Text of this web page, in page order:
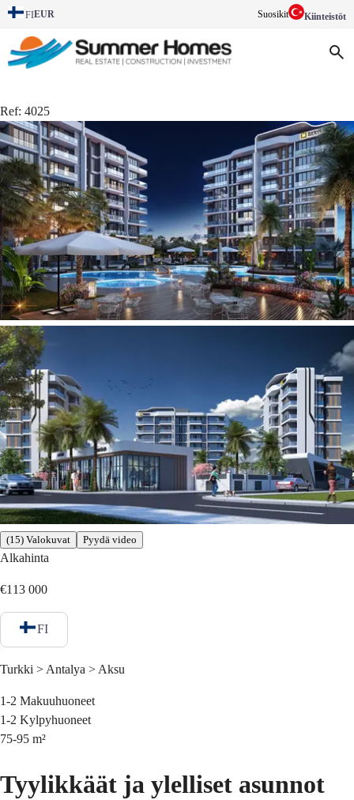
FIEUR Suosikit Kiinteistöt
Ref: 4025
(15) Valokuvat Pyydä video
Alkahinta
€113 000
FI
Turkki > Antalya > Aksu
1-2 Makuuhuoneet
1-2 Kylpyhuoneet
75-95 m²
Tyylikkäät ja ylelliset asunnot